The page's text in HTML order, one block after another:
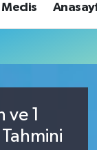
Meclis
ve 1